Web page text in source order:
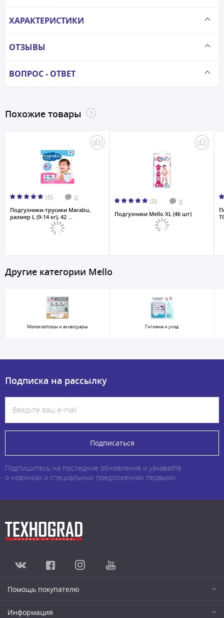
ХАРАКТЕРИСТИКИ
ОТЗЫВЫ
ВОПРОС - ОТВЕТ
Похожие товары
(0) 0
Подгузники-трусики Marabu,
размер L (9-14 кг), 42 ...
(0) 0
Подгузники Mello XL (46 шт)
Другие категории Mello
Молокоотсосы и аксессуары Гигиена и уход
Подписка на рассылку
Подписаться
Подпишитесь на последние обновления и узнавайте
о новинках и специальных предложениях первыми
Помощь покупателю
Информация